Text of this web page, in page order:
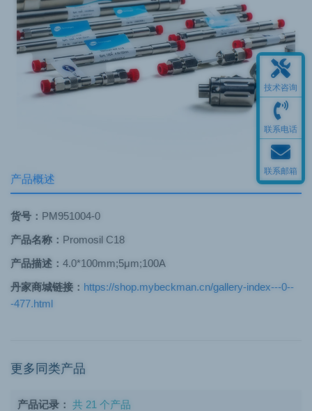
产品概述
货号： PM951004-0
产品名称： Promosil C18
产品描述： 4.0*100mm;5μm;100A
丹家商城链接： https://shop.mybeckman.cn/gallery-index---0--
-477.html
更多同类产品
产品记录： 共 21 个产品
技术咨询
联系电话
联系邮箱